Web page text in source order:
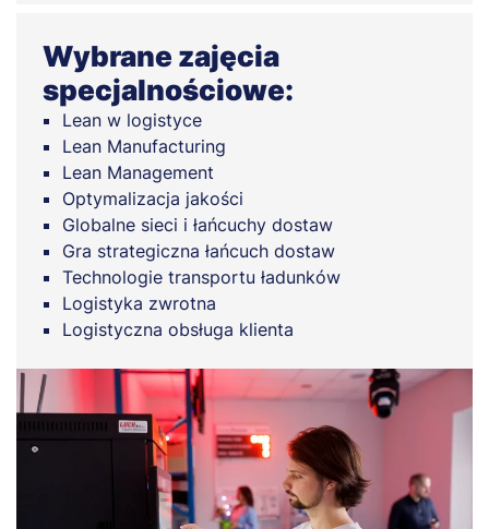
Wybrane zajęcia
specjalnościowe:
Lean w logistyce
Lean Manufacturing
Lean Management
Optymalizacja jakości
Globalne sieci i łańcuchy dostaw
Gra strategiczna łańcuch dostaw
Technologie transportu ładunków
Logistyka zwrotna
Logistyczna obsługa klienta